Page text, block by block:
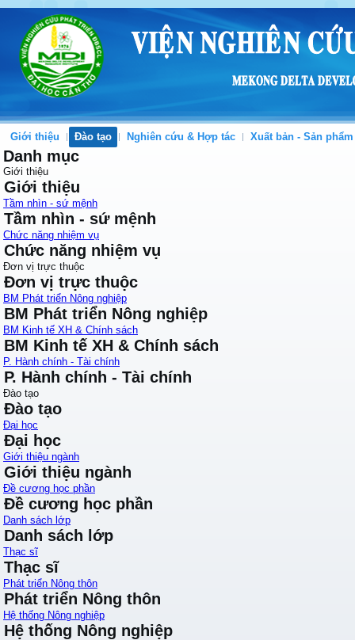
Giới thiệu Đào tạo Nghiên cứu & Hợp tác Xuất bản - Sản phẩm
Danh mục
Giới thiệu
Giới thiệu
Tầm nhìn - sứ mệnh
Tầm nhìn - sứ mệnh
Chức năng nhiệm vụ
Chức năng nhiệm vụ
Đơn vị trực thuộc
Đơn vị trực thuộc
BM Phát triển Nông nghiệp
BM Phát triển Nông nghiệp
BM Kinh tế XH & Chính sách
BM Kinh tế XH & Chính sách
P. Hành chính - Tài chính
P. Hành chính - Tài chính
Đào tạo
Đào tạo
Đại học
Đại học
Giới thiệu ngành
Giới thiệu ngành
Đề cương học phần
Đề cương học phần
Danh sách lớp
Danh sách lớp
Thạc sĩ
Thạc sĩ
Phát triển Nông thôn
Phát triển Nông thôn
Hệ thống Nông nghiệp
Hệ thống Nông nghiệp